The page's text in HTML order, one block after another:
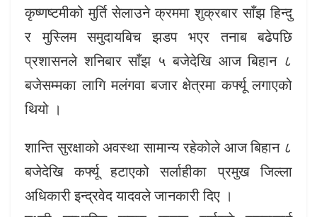
कृष्णष्टमीको मुर्ति सेलाउने क्रममा शुक्रबार साँझ हिन्दु
र मुस्लिम समुदायबिच झडप भएर तनाब बढेपछि
प्रशासनले शनिबार साँझ ५ बजेदेखि आज बिहान ८
बजेसम्मका लागि मलंगवा बजार क्षेत्रमा कर्फ्यू लगाएको
थियो ।
शान्ति सुरक्षाको अवस्था सामान्य रहेकोले आज बिहान ८
बजेदेखि कर्फ्यू हटाएको सर्लाहीका प्रमुख जिल्ला
अधिकारी इन्द्रवेद यादवले जानकारी दिए ।